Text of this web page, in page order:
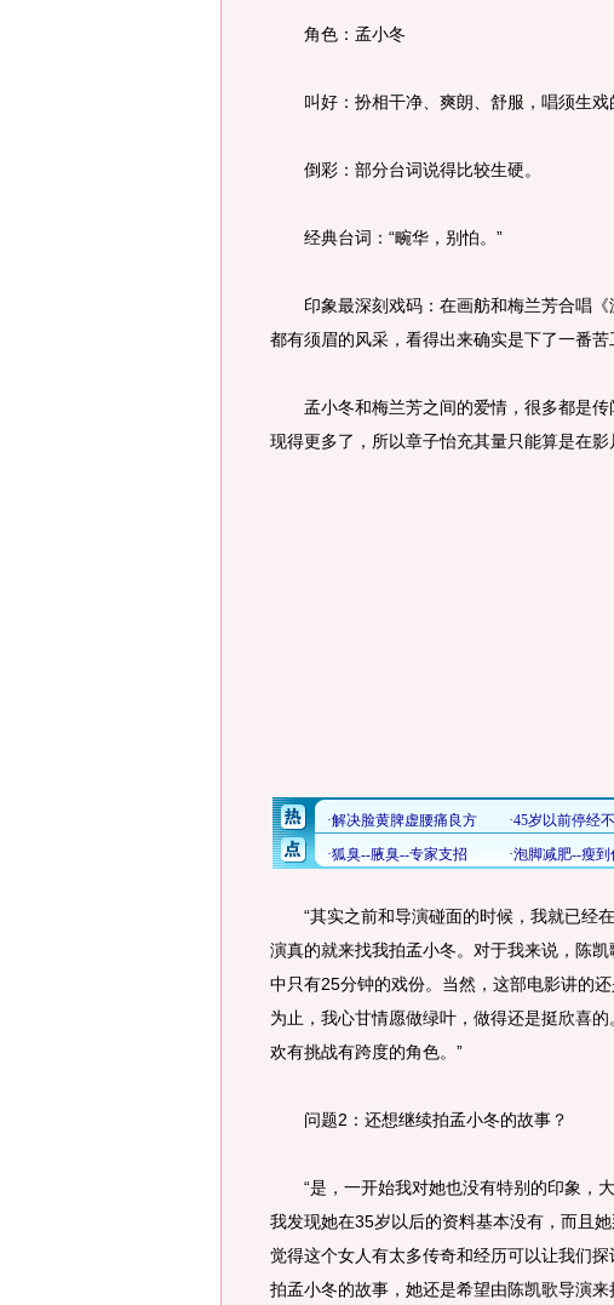
角色：孟小冬
叫好：扮相干净、爽朗、舒服，唱须生戏
倒彩：部分台词说得比较生硬。
经典台词：“畹华，别怕。”
印象最深刻戏码：在画舫和梅兰芳合唱《
都有须眉的风采，看得出来确实是下了一番苦
孟小冬和梅兰芳之间的爱情，很多都是传
现得更多了，所以章子怡充其量只能算是在
“其实之前和导演碰面的时候，我就已经
演真的就来找我拍孟小冬。对于我来说，陈
中只有25分钟的戏份。当然，这部电影讲的
为止，我心甘情愿做绿叶，做得还是挺欣喜
欢有挑战有跨度的角色。”
问题2：还想继续拍孟小冬的故事？
“是，一开始我对她也没有特别的印象，大
我发现她在35岁以后的资料基本没有，而且
觉得这个女人有太多传奇和经历可以让我们
拍孟小冬的故事，她还是希望由陈凯歌导演